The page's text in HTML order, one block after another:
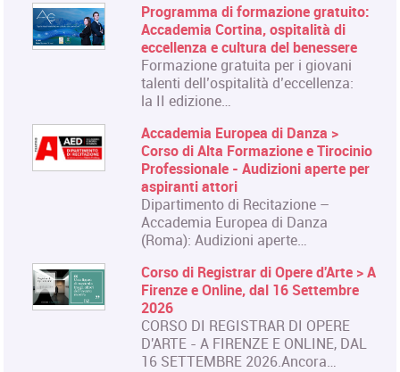
Programma di formazione gratuito:
Accademia Cortina, ospitalità di
eccellenza e cultura del benessere
Formazione gratuita per i giovani
talenti dell’ospitalità d’eccellenza:
la II edizione…
Accademia Europea di Danza >
Corso di Alta Formazione e Tirocinio
Professionale - Audizioni aperte per
aspiranti attori
Dipartimento di Recitazione –
Accademia Europea di Danza
(Roma): Audizioni aperte…
Corso di Registrar di Opere d'Arte > A
Firenze e Online, dal 16 Settembre
2026
CORSO DI REGISTRAR DI OPERE
D'ARTE - A FIRENZE E ONLINE, DAL
16 SETTEMBRE 2026.Ancora…